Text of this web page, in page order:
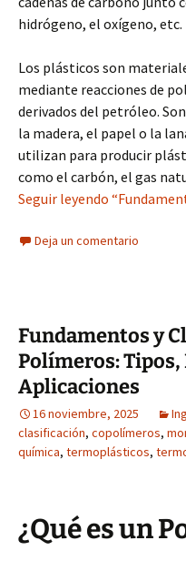
hidrógeno, el oxígeno, etc.
Los plásticos son
mediante reacciones de
derivados del petróleo.
la madera, el papel o la
utilizan para producir
como el carbón, el gas
Seguir leyendo
Deja un comentario
Fundamentos y
Polímeros:
Aplicaciones
16 noviembre, 2025
clasificación, copolímeros,
química, termoplásticos,
¿Qué es un